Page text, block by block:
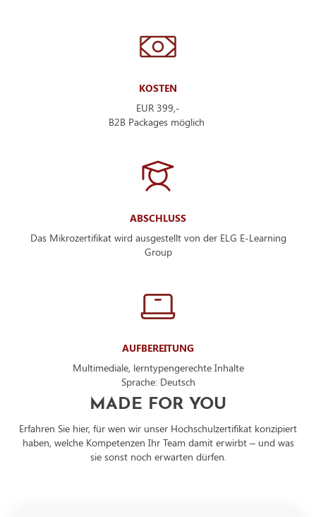
KOSTEN
EUR 399,-
B2B Packages möglich
ABSCHLUSS
Das Mikrozertifikat wird ausgestellt von der ELG E-Learning
Group
AUFBEREITUNG
Multimediale, lerntypengerechte Inhalte
Sprache: Deutsch
MADE FOR YOU
Erfahren Sie hier, für wen wir unser Hochschulzertifikat konzipiert
haben, welche Kompetenzen Ihr Team damit erwirbt – und was
sie sonst noch erwarten dürfen.